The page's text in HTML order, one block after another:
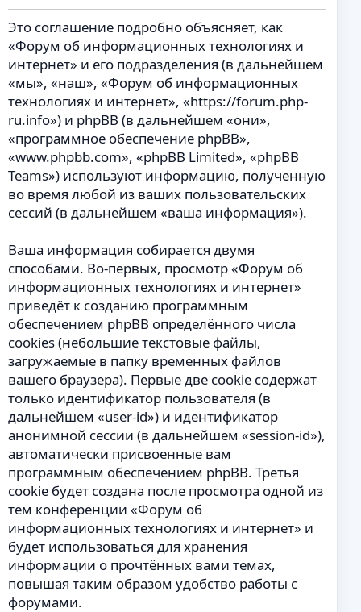
Это соглашение подробно объясняет, как
«Форум об информационных технологиях и
интернет» и его подразделения (в дальнейшем
«мы», «наш», «Форум об информационных
технологиях и интернет», «https://forum.php-
ru.info») и phpBB (в дальнейшем «они»,
«программное обеспечение phpBB»,
«www.phpbb.com», «phpBB Limited», «phpBB
Teams») используют информацию, полученную
во время любой из ваших пользовательских
сессий (в дальнейшем «ваша информация»).
Ваша информация собирается двумя
способами. Во-первых, просмотр «Форум об
информационных технологиях и интернет»
приведёт к созданию программным
обеспечением phpBB определённого числа
cookies (небольшие текстовые файлы,
загружаемые в папку временных файлов
вашего браузера). Первые две cookie содержат
только идентификатор пользователя (в
дальнейшем «user-id») и идентификатор
анонимной сессии (в дальнейшем «session-id»),
автоматически присвоенные вам
программным обеспечением phpBB. Третья
cookie будет создана после просмотра одной из
тем конференции «Форум об
информационных технологиях и интернет» и
будет использоваться для хранения
информации о прочтённых вами темах,
повышая таким образом удобство работы с
форумами.